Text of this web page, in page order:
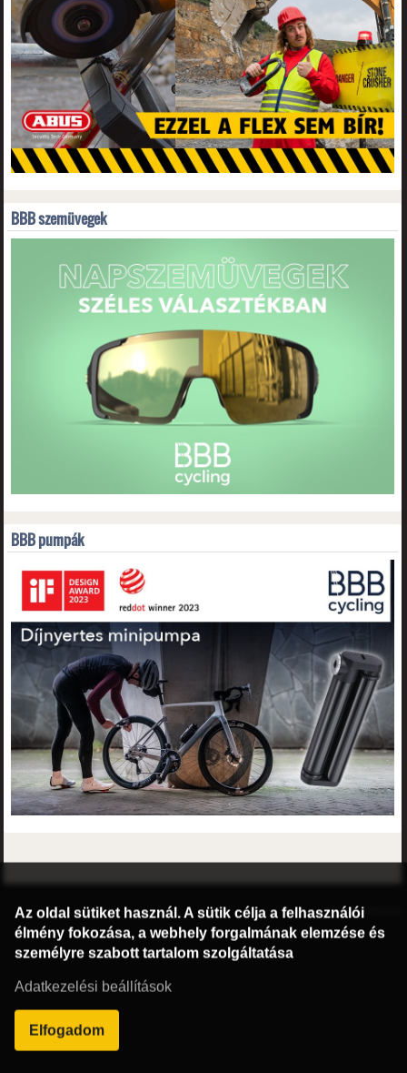
BBB szemüvegek
BBB pumpák
Honlap: webtoday
Az oldal sütiket használ. A sütik célja a felhasználói
élmény fokozása, a webhely forgalmának elemzése és
személyre szabott tartalom szolgáltatása
Adatkezelési beállítások
Elfogadom